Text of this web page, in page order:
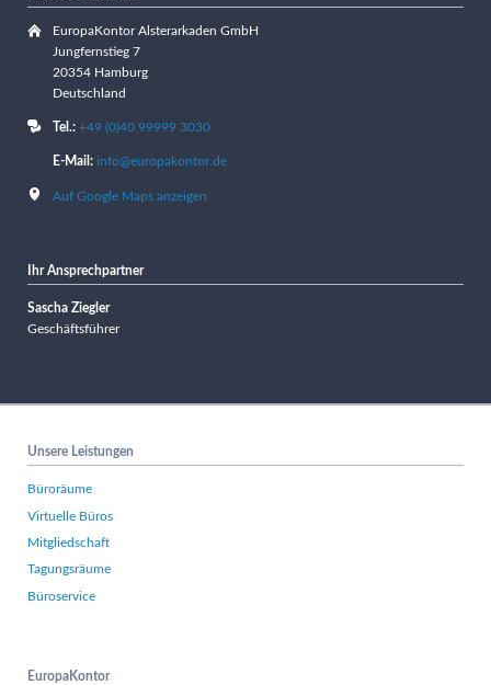
EuropaKontor Alsterarkaden GmbH
Jungfernstieg 7
20354 Hamburg
Deutschland
Tel.: +49 (0)40 99999 3030
E-Mail: info@europakontor.de
Auf Google Maps anzeigen
Ihr Ansprechpartner
Sascha Ziegler
Geschäftsführer
Unsere Leistungen
Büroräume
Virtuelle Büros
Mitgliedschaft
Tagungsräume
Büroservice
EuropaKontor